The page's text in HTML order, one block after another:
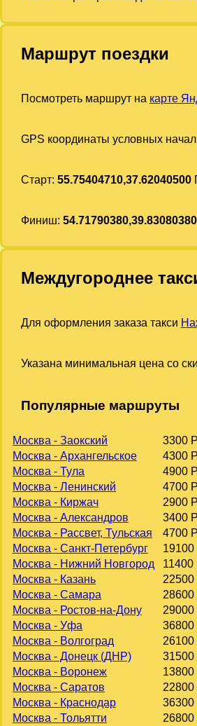
Маршрут поездки
Посмотреть маршрут на карте
GPS координаты условных
Старт: 55.75404710,37.62040500
Финиш: 54.71790380,39.83080380
Междугороднее
Для оформления заказа такси
Указана минимальная цена со
Популярные маршруты
Москва - Заокский
3300
Москва - Архангельское
4300
Москва - Тула
4900
Москва - Ленинский
4700
Москва - Киржач
2900
Москва - Александров
3400
Москва - Рассвет, Тульская
4700
Москва - Санкт-Петербург
19100
Москва - Нижний Новгород
11400
Москва - Казань
22500
Москва - Самара
28600
Москва - Ростов-на-Дону
29000
Москва - Уфа
36800
Москва - Волгоград
26100
Москва - Донецк (ДНР)
31500
Москва - Воронеж
13800
Москва - Саратов
22800
Москва - Краснодар
36300
Москва - Тольятти
26800